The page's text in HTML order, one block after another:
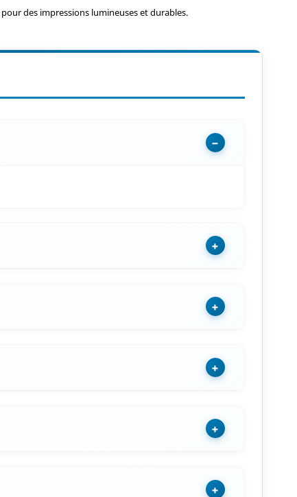
pour des impressions lumineuses et durables.
−
+
+
+
+
+